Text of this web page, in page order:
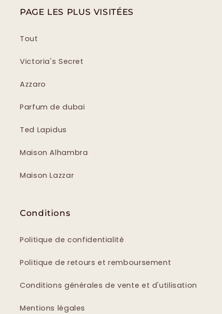
PAGE LES PLUS VISITÉES
Tout
Victoria's Secret
Azzaro
Parfum de dubai
Ted Lapidus
Maison Alhambra
Maison Lazzar
Conditions
Politique de confidentialité
Politique de retours et remboursement
Conditions générales de vente et d'utilisation
Mentions légales